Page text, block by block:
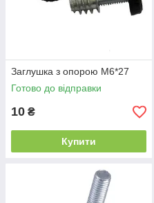
Заглушка з опорою М6*27
Готово до відправки
10 ₴
Купити